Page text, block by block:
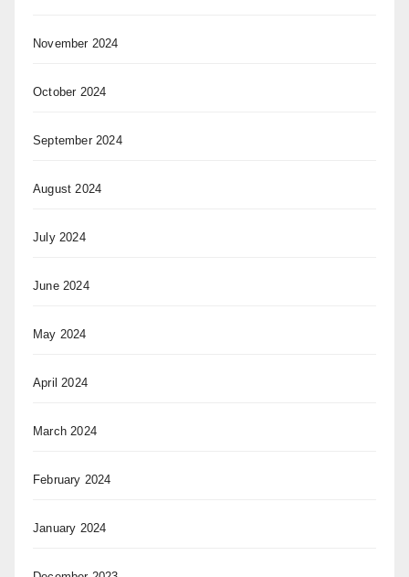
November 2024
October 2024
September 2024
August 2024
July 2024
June 2024
May 2024
April 2024
March 2024
February 2024
January 2024